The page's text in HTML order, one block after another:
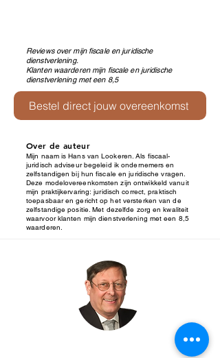
Reviews over mijn fiscale en juridische
dienstverlening.
Klanten waarderen mijn fiscale en juridische
dienstverlening met een 8,5
Bestel direct jouw overeenkomst
Over de auteur
Mijn naam is Hans van Lookeren. Als fiscaal-
juridisch adviseur begeleid ik ondernemers en
zelfstandigen bij hun fiscale en juridische vragen.
Deze modelovereenkomsten zijn ontwikkeld vanuit
mijn praktijkervaring: juridisch correct, praktisch
toepasbaar en gericht op het versterken van de
zelfstandige positie. Met dezelfde zorg en kwaliteit
waarvoor klanten mijn dienstverlening met een 8,5
waarderen.